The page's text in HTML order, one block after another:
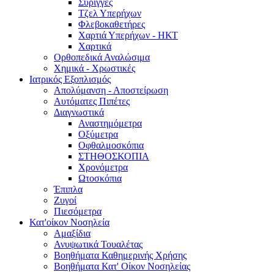
Τζελ Υπερήχων
Φλεβοκαθετήρες
Χαρτιά Υπερήχων - ΗΚΤ
Χαρτικά
Ορθοπεδικά Αναλώσιμα
Χημικά - Χρωστικές
Ιατρικός Εξοπλισμός
Απολύμανση - Αποστείρωση
Αυτόματες Πιπέτες
Διαγνωστικά
Αναστημόμετρα
Οξύμετρα
Οφθαλμοσκόπια
ΣΤΗΘΟΣΚΟΠΙΑ
Χρονόμετρα
Ωτοσκόπια
Έπιπλα
Ζυγοί
Πιεσόμετρα
Κατ'οίκον Νοσηλεία
Αμαξίδια
Ανυψωτικά Τουαλέτας
Βοηθήματα Καθημερινής Χρήσης
Βοηθήματα Κατ' Οίκον Νοσηλείας